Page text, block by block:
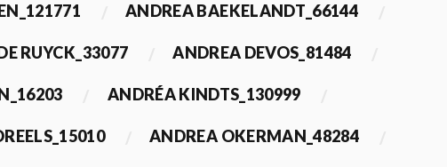
ANDREA BAEKELANDT_66144
RUYCK_33077 ANDREA DEVOS_81484
ANDRÉA KINDTS_130999
ANDREA OKERMAN_48284